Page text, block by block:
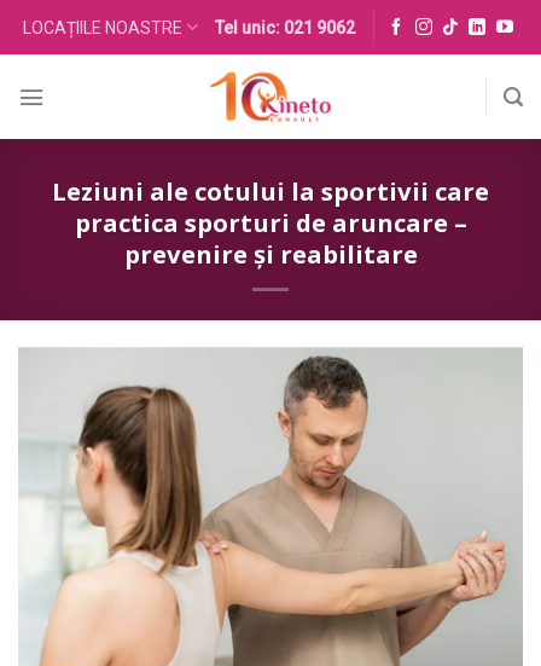
LOCAȚIILE NOASTRE Tel unic: 021 9062
Leziuni ale cotului la sportivii care
practica sporturi de aruncare –
prevenire și reabilitare